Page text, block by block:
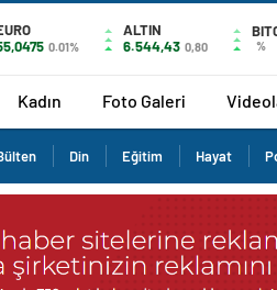
0.01%
ALTIN
6.544,43 0,80 %
Kadın Foto Galeri
Din Eğitim Hayat